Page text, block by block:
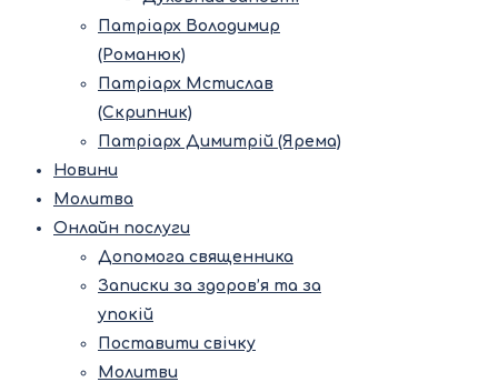
Патріарх Володимир
(Романюк)
Патріарх Мстислав
(Скрипник)
Патріарх Димитрій (Ярема)
Новини
Молитва
Онлайн послуги
Допомога священника
Записки за здоров’я та за
упокій
Поставити свічку
Молитви